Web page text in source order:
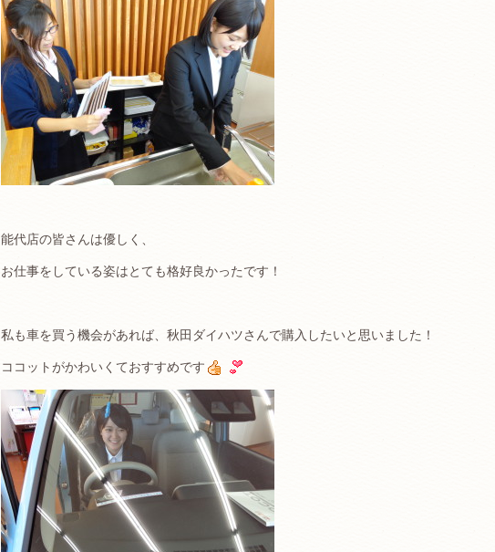
能代店の皆さんは優しく、
お仕事をしている姿はとても格好良かったです！
私も車を買う機会があれば、秋田ダイハツさんで購入したいと思いました！
ココットがかわいくておすすめです